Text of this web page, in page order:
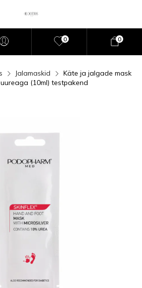
0 0
Jalamaskid
Käte ja jalgade mask
(10ml) testpakend